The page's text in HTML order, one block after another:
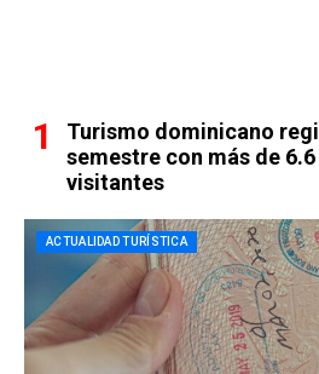
Turismo dominicano
semestre con más de
visitantes
ACTUALIDAD TURÍSTICA